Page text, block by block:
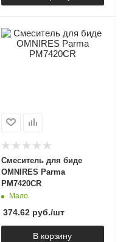
Смеситель для биде
OMNIRES Parma
PM7420CR
Мало
374.62руб./шт
В корзину